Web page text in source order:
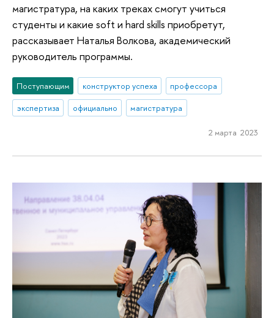
магистратура, на каких треках смогут учиться
студенты и какие soft и hard skills приобретут,
рассказывает Наталья Волкова, академический
руководитель программы.
Поступающим конструктор успеха
профессора
экспертиза
официально магистратура
2 марта 2023